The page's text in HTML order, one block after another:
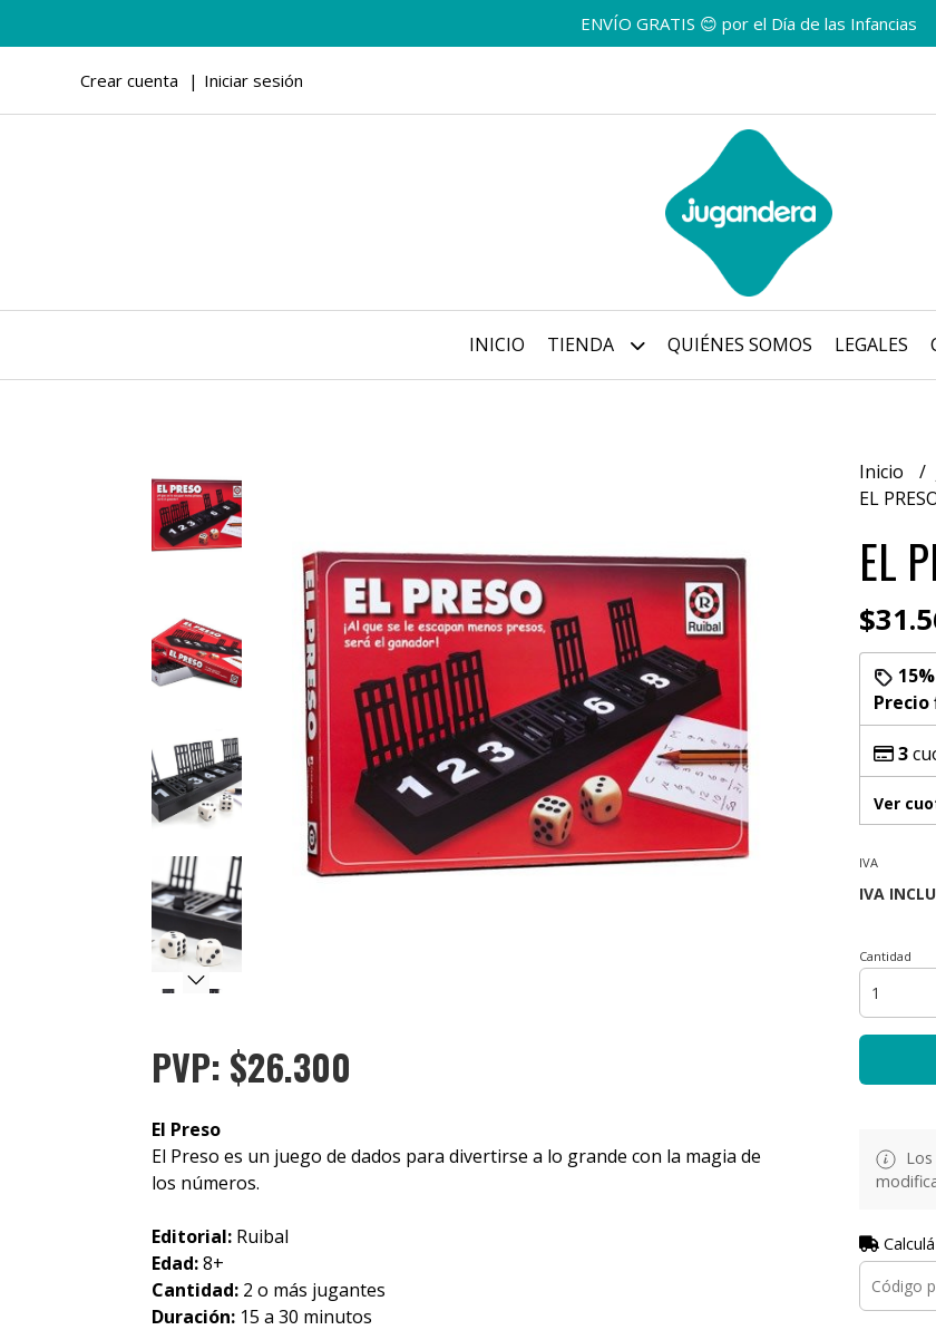
ENVÍO GRATIS 😊 por el Día de las Infancias
Crear cuenta Iniciar sesión
INICIO TIENDA QUIÉNES SOMOS LEGALES
PVP: $26.300
El Preso
El Preso es un juego de dados para divertirse a lo grande con la magia de
los números.
Editorial: Ruibal
Edad:8+
Cantidad: 2 o más jugantes
Duración:15 a 30 minutos
Inicio
EL
EL
Precio
3
Ver
IVA
Cantidad